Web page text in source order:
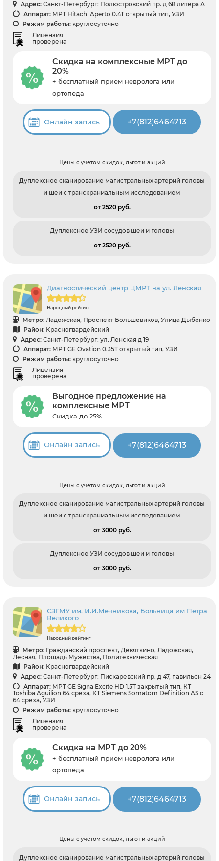
Адрес: Санкт-Петербург: Полюстровский пр. д 68 литера А
Аппарат: МРТ Hitachi Aperto 0.4T открытый тип, УЗИ
Режим работы: круглосуточно
Лицензия
проверена
Скидка на комплексные МРТ до
20%
+ бесплатный прием невролога или
ортопеда
Онлайн запись +7(812)6464713
Цены с учетом скидок, льгот и акций
Дуплексное сканирование магистральных артерий головы
и шеи с транскраниальным исследованием
от 2520 pуб.
Дуплексное УЗИ сосудов шеи и головы
от 2520 pуб.
Диагностический центр ЦМРТ на ул. Ленская
Народный рейтинг
Метро: Ладожская, Проспект Большевиков, Улица Дыбенко
Район: Красногвардейский
Адрес: Санкт-Петербург: ул. Ленская д 19
Аппарат: МРТ GE Ovation 0.35T открытый тип, УЗИ
Режим работы: круглосуточно
Лицензия
проверена
Выгодное предложение на
комплексные МРТ
Скидка до 25%
Онлайн запись +7(812)6464713
Цены с учетом скидок, льгот и акций
Дуплексное сканирование магистральных артерий головы
и шеи с транскраниальным исследованием
от 3000 pуб.
Дуплексное УЗИ сосудов шеи и головы
от 3000 pуб.
СЗГМУ им. И.И.Мечникова, Больница им Петра
Великого
Народный рейтинг
Метро: Гражданский проспект, Девяткино, Ладожская,
Лесная, Площадь Мужества, Политехническая
Район: Красногвардейский
Адрес: Санкт-Петербург: Пискаревский пр. д 47, павильон 24
Аппарат: МРТ GE Signa Excite HD 1.5Т закрытый тип, КТ
Toshiba Aguilion 64 среза, КТ Siemens Somatom Definition AS с
64 среза, УЗИ
Режим работы: круглосуточно
Лицензия
проверена
Скидка на МРТ до 20%
+ бесплатный прием невролога или
ортопеда
Онлайн запись +7(812)6464713
Цены с учетом скидок, льгот и акций
Дуплексное сканирование магистральных артерий головы